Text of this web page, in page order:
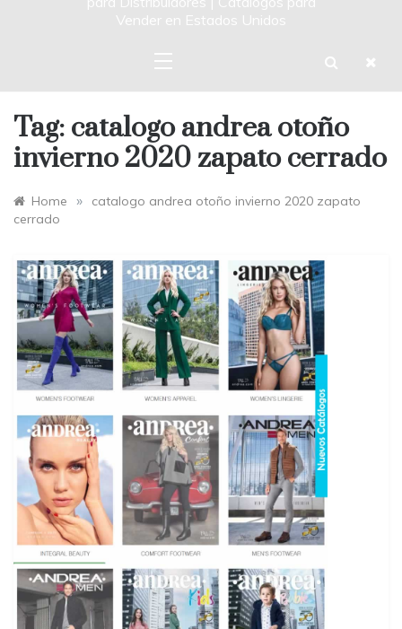
Vender en Estados Unidos
Tag: catalogo andrea otoño
invierno 2020 zapato cerrado
Home »
catalogo andrea otoño invierno 2020 zapato
cerrado